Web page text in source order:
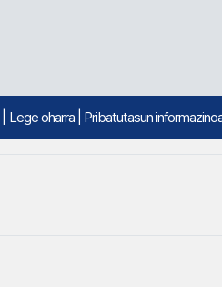
Lege oharra Pribatutasun